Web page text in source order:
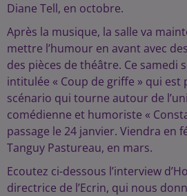
Diane Tell, en octobre.
Après la musique, la salle va
mettre l’humour en avant avec
des pièces de théâtre. Ce samedi
intitulée « Coup de griffe » qui est
scénario qui tourne autour de
comédienne et humoriste «
passage le 24 janvier. Viendra en
Tanguy Pastureau, en mars.
Ecoutez ci-dessous l’interview
directrice de l’Ecrin, qui nous